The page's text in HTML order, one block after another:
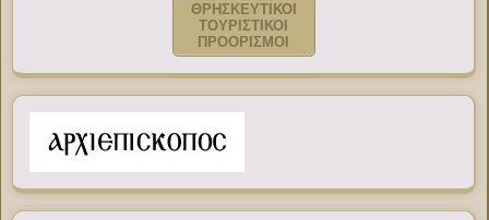
ΘΡΗΣΚΕΥΤΙΚΟΙ
ΤΟΥΡΙΣΤΙΚΟΙ
ΠΡΟΟΡΙΣΜΟΙ